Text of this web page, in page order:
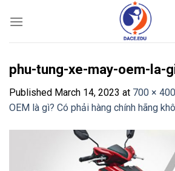
phu-tung-xe-may-oem-la-
Published March 14, 2023 at 700 × 400
OEM là gì? Có phải hàng chính hãng